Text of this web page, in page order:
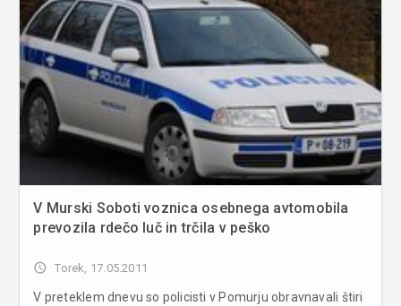
V Murski Soboti voznica osebnega avtomobila
prevozila rdečo luč in trčila v peško
access_time Torek, 17.05.2011
V preteklem dnevu so policisti v Pomurju obravnavali štiri